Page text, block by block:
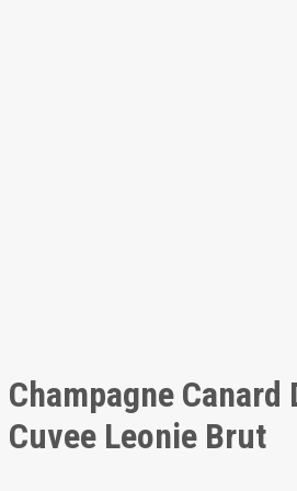
Champagne Canard
Cuvee Leonie Brut